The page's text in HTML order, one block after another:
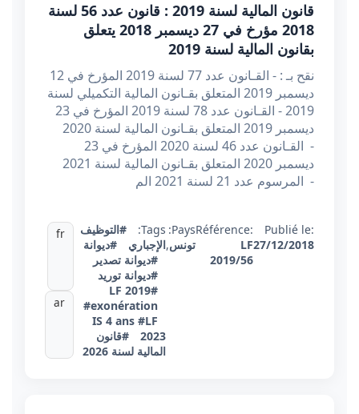
قانون المالية لسنة 2019 : قانون عدد 56 لسنة
2018 مؤرخ في 27 ديسمبر 2018 يتعلق
بقانون المالية لسنة 2019
نقح بـ : - القـانون عدد 77 لسنة 2019 المؤرخ في 12
ديسمبر 2019 المتعلق بقـانون المالية التكميلي لسنة
2019 - القـانون عدد 78 لسنة 2019 المؤرخ في 23
ديسمبر 2019 المتعلق بقـانون المالية لسنة 2020
- القـانون عدد 46 لسنة 2020 المؤرخ في 23
ديسمبر 2020 المتعلق بقـانون المالية لسنة 2021
- المرسوم عدد 21 لسنة 2021 الم
Publié le:
27/12/2018
Référence:
LF
2019/56
Pays:
تونس,
Tags:
#التوظيف
الإجباري
#ديوانة
#ديوانة تصدير
#ديوانة توريد
#LF 2019
#exonération
IS 4 ans #LF
2023
#قانون
المالية لسنة 2026
fr
ar